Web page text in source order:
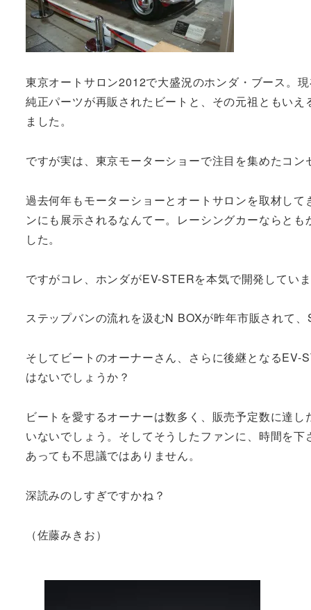
東京オートサロン2012で大盛況のホンダ・ブース。
純正パーツが再販されたビートと、その元祖ともい
ました。
ですが実は、東京モーターショーで注目を集めたコ
過去何年もモーターショーとオートサロンを取材し
ンにも展示されるなんてー。レーシングカーならと
した。
ですがコレ、ホンダがEV-STERを本気で開発して
ステップバンの流れを汲むN BOXが昨年市販されて
そしてビートのオーナーさん、さらに後継となる
はないでしょうか？
ビートを愛するオーナーは数多く、販売予定数に達
いないでしょう。そしてそうしたファンに、時間を
あっても不思議ではありません。
深読みのしすぎですかね？
（佐藤みきお）